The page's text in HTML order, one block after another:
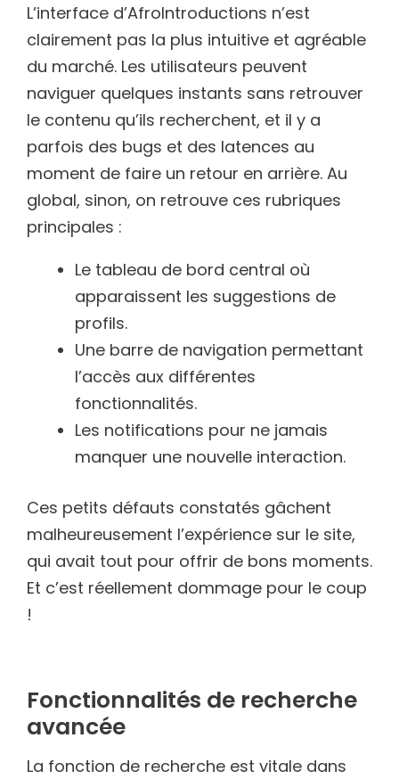
L’interface d’AfroIntroductions n’est
clairement pas la plus intuitive et agréable
du marché. Les utilisateurs peuvent
naviguer quelques instants sans retrouver
le contenu qu’ils recherchent, et il y a
parfois des bugs et des latences au
moment de faire un retour en arrière. Au
global, sinon, on retrouve ces rubriques
principales :
Le tableau de bord central où
apparaissent les suggestions de
profils.
Une barre de navigation permettant
l’accès aux différentes
fonctionnalités.
Les notifications pour ne jamais
manquer une nouvelle interaction.
Ces petits défauts constatés gâchent
malheureusement l’expérience sur le site,
qui avait tout pour offrir de bons moments.
Et c’est réellement dommage pour le coup
!
Fonctionnalités de recherche
avancée
La fonction de recherche est vitale dans